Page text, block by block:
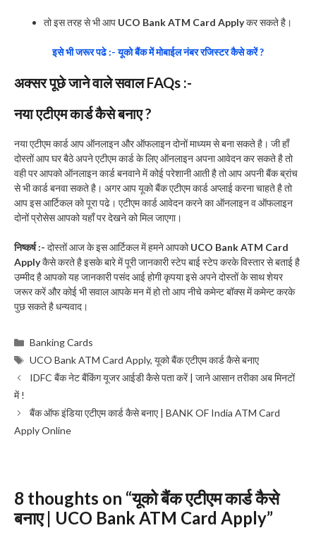
तो इस तरह से भी आप UCO Bank ATM Card Applyकर सकते है।
इसे भी जरूर पढे :- यूको बैंक में मोबाईल नंबर रजिस्टर कैसे करें ?
अक्सर पूछे जाने वाले सवाल FAQs :-
नया एटीएम कार्ड कैसे बनाए ?
नया एटीएम कार्ड आप ऑनलाइन और ऑफलाइन दोनों माध्यम से बना सकते है। जी हाँ
दोस्तों आप घर बैठे अपने एटीएम कार्ड के लिए ऑनलाइन अपना आवेदन कर सकते है तो
वही पर आपको ऑनलाइन कार्ड बनवाने में कोई परेशानी आती है तो आप अपनी बैंक ब्रांच
से भी कार्ड बनवा सकते है। अगर आप यूको बैंक एटीएम कार्ड अप्लाई करना चाहते है तो
आप इस आर्टिकल को पूरा पढे। एटीएम कार्ड आवेदन करने का ऑनलाइन व ऑफलाइन
दोनों प्रोसेस आपको यहाँ पर देखने को मिल जाएगा।
निष्कर्ष :- दोस्तों आज के इस आर्टिकल में हमने आपकोUCO Bank ATM Card
Applyकैसे करते है इसके बारे में पूरी जानकारी स्टेप बाई स्टेप करके विस्तार से बताई है
उम्मीद है आपको यह जानकारी पसंद आई होगी कृपया इसे अपने दोस्तों के साथ शेयर
जरूर करें और कोई भी सवाल आपके मन में हो तो आप नीचे कमेन्ट बॉक्स में कमेन्ट करके
पुछ सकते है धन्यवाद।
Categories
Banking Cards
Tags
UCO Bank ATM Card Apply,यूको बैंक एटीएम कार्ड कैसे बनाए
IDFC बैंक नेट बैंकिंग यूजर आईडी कैसे पता करें | जाने आसान तरीका अब मिनटों
में !
बैंक ऑफ इंडिया एटीएम कार्ड कैसे बनाए | BANK OF India ATM Card
Apply Online
8 thoughts on “यूको बैंक एटीएम कार्ड कैसे
बनाए | UCO Bank ATM Card Apply”